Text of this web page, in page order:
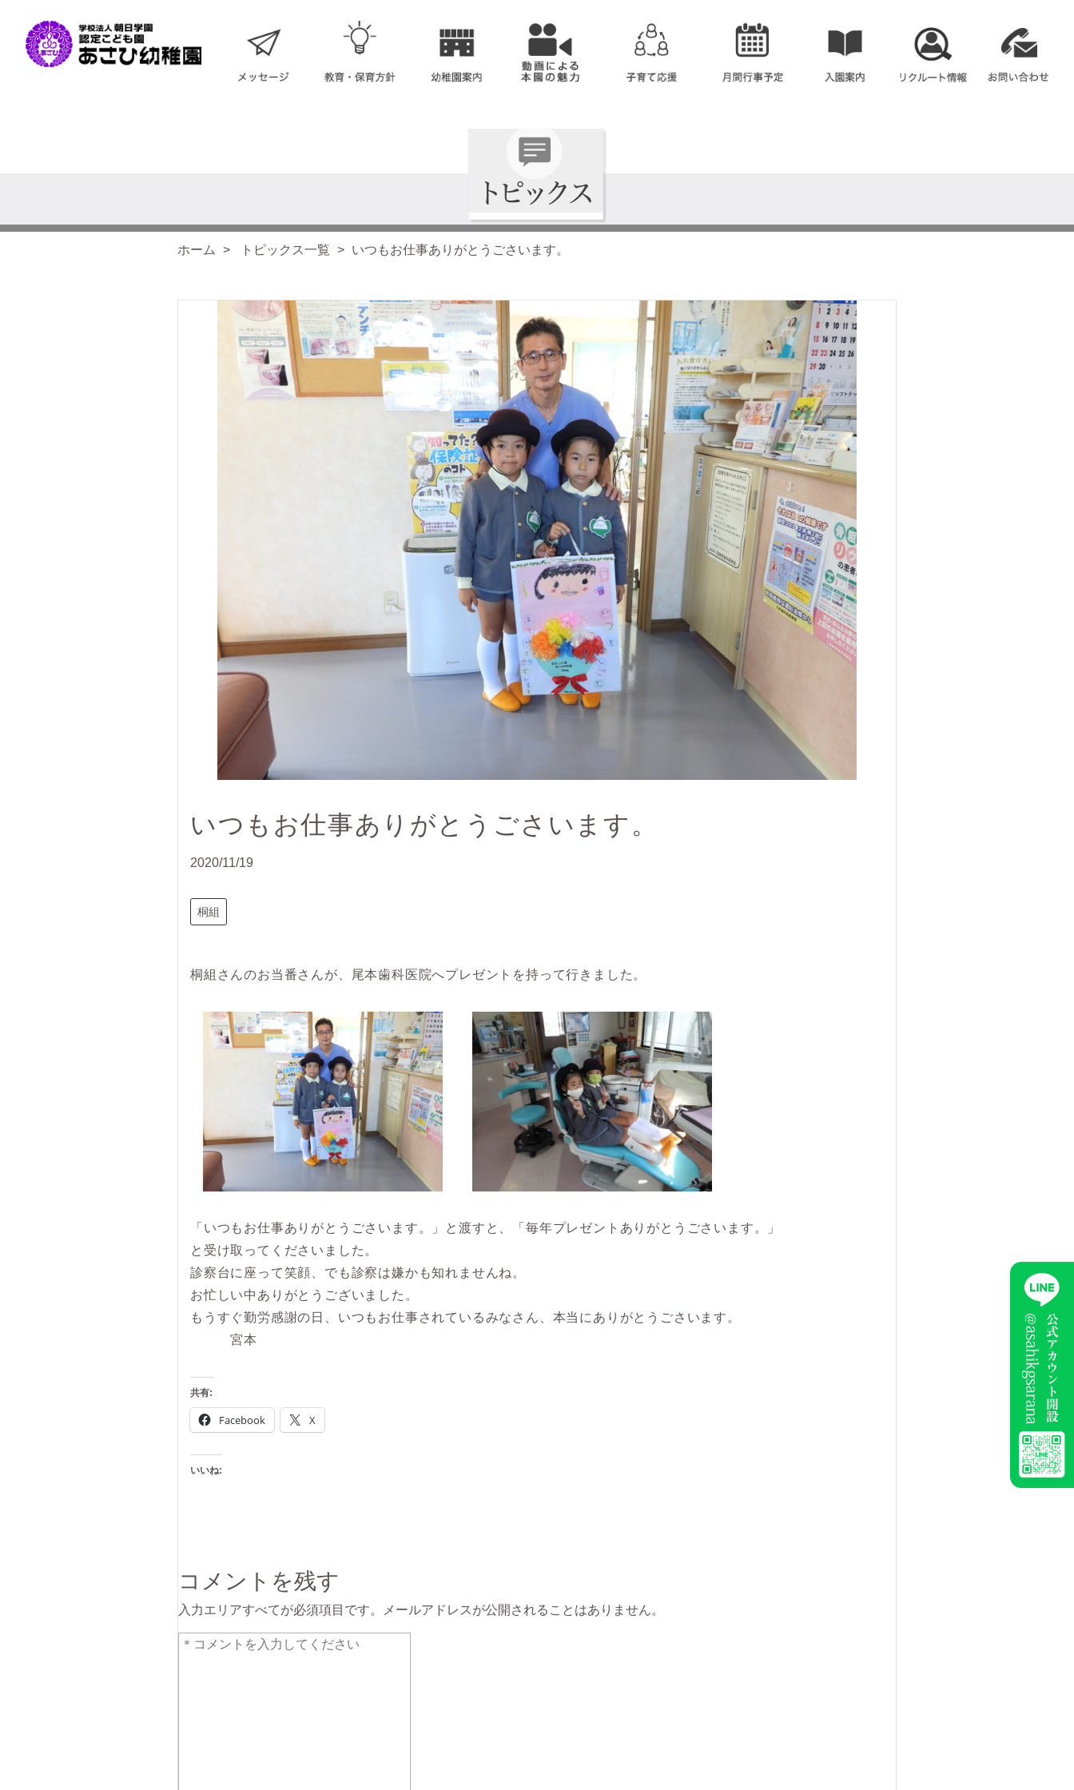
ホーム トピックス一覧 いつもお仕事ありがとうごさいます。
いつもお仕事ありがとうごさいます。
2020/11/19
桐組
桐組さんのお当番さんが、尾本歯科医院へプレゼントを持って行きました。
「いつもお仕事ありがとうごさいます。」と渡すと、「毎年プレゼントありがとうごさいます。」
と受け取ってくださいました。
診察台に座って笑顔、でも診察は嫌かも知れませんね。
お忙しい中ありがとうございました。
もうすぐ勤労感謝の日、いつもお仕事されているみなさん、本当にありがとうごさいます。
宮本
共有:
Facebook X
いいね:
コメントを残す
入力エリアすべてが必須項目です。メールアドレスが公開されることはありません。